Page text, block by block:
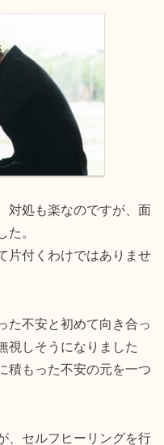
対処も楽なのですが、面
た。
片付くわけではありませ
た不安と初めて向き合っ
視しそうになりました
積もった不安の元を一つ
、セルフヒーリングを行